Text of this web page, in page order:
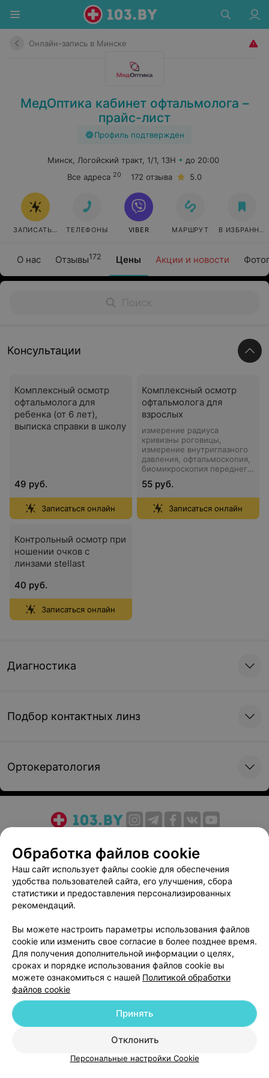
Онлайн-запись в Минске
МедОптика кабинет офтальмолога –
прайс-лист
Профиль подтвержден
О нас Отзывы172 Цены Акции и новости
Минск, Логойский тракт, 1/1, 13H
до 20:00
Все адреса 20 172 отзыва 5.0
ЗАПИСАТЬСЯ ТЕЛЕФОНЫ VIBER МАРШРУТ В ИЗБРАННОЕ
Консультации
Комплексный осмотр
офтальмолога для
ребенка (от 6 лет),
выписка справки в школу
49 руб.
Записаться онлайн
Комплексный осмотр
офтальмолога для
взрослых
измерение радиуса
кривизны роговицы,
измерение внутриглазного
давления, офтальмоскопия,
биомикроскопия переднего
или контактных линз,
выписка рецепта
55 руб.
Записаться онлайн
Контрольный осмотр при
ношении очков с
линзами stellast
40 руб.
Записаться онлайн
Диагностика
Подбор контактных линз
Ортокератология
Медицинский маркетинг
Публичный договор
Пользовательское соглашение
Способы оплаты
Партнеры
Написать руководителю 103.by
Персональные настройки cookie
Обработка персональных данных
© 2026 ООО «Артокс Лаб», УНП 191700409| 220012, Республика Беларусь,
Обработка файлов cookie
Наш сайт использует файлы cookie для обеспечения
удобства пользователей сайта, его улучшения, сбора
статистики и предоставления персонализированных
рекомендаций.
Вы можете настроить параметры использования файлов
cookie или изменить свое согласие в более позднее время.
Для получения дополнительной информации о целях,
сроках и порядке использования файлов cookie вы
можете ознакомиться с нашей Политикой обработки
файлов cookie
Отклонить
Принять
Персональные настройки Cookie